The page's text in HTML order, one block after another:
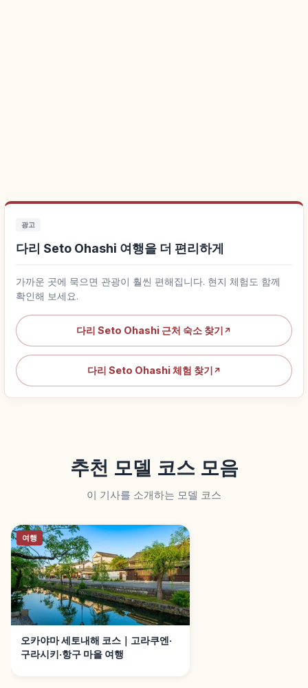
광고
다리 Seto Ohashi 여행을 더 편리하게
가까운 곳에 묵으면 관광이 훨씬 편해집니다. 현지 체험도 함께
확인해 보세요.
다리 Seto Ohashi 근처 숙소 찾기 ↗
다리 Seto Ohashi 체험 찾기 ↗
추천 모델 코스 모음
이 기사를 소개하는 모델 코스
여행
오카야마 세토내해 코스｜고라쿠엔·
구라시키·항구 마을 여행